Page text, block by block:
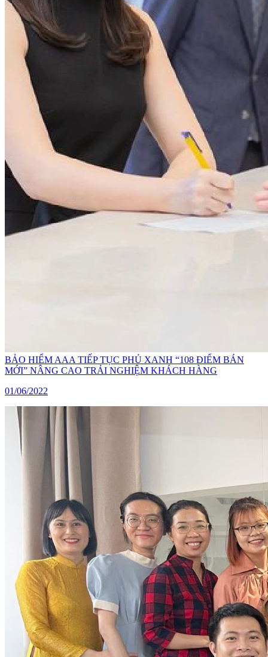
BẢO HIỂM AAA TIẾP TỤC PHỦ XANH “108 ĐIỂM BÁN
MỚI” NÂNG CAO TRẢI NGHIỆM KHÁCH HÀNG
01/06/2022